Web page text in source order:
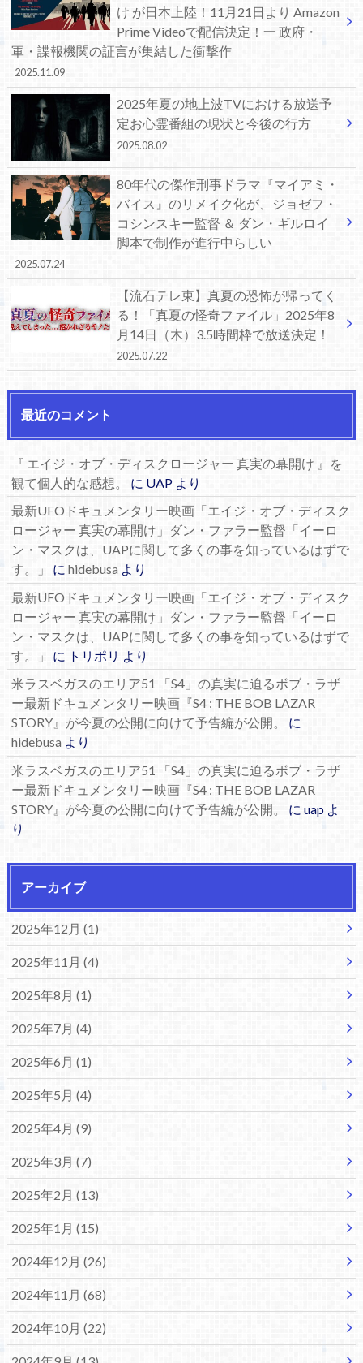
け が日本上陸！11月21日より Amazon
Prime Videoで配信決定！一 政府・
軍・諜報機関の証言が集結した衝撃作
2025.11.09
2025年夏の地上波TVにおける放送予
定お心霊番組の現状と今後の行方
2025.08.02
80年代の傑作刑事ドラマ『マイアミ・
バイス』のリメイク化が、ジョゼフ・
コシンスキー監督 ＆ ダン・ギルロイ
脚本で制作が進行中らしい
2025.07.24
【流石テレ東】真夏の恐怖が帰ってく
る！「真夏の怪奇ファイル」2025年8
月14日（木）3.5時間枠で放送決定！
2025.07.22
最近のコメント
『 エイジ・オブ・ディスクロージャー 真実の幕開け 』を
観て個人的な感想。
に UAPより
最新UFOドキュメンタリー映画「エイジ・オブ・ディスク
ロージャー 真実の幕開け」ダン・ファラー監督「イーロ
ン・マスクは、UAPに関して多くの事を知っているはずで
す。」
に hidebusaより
最新UFOドキュメンタリー映画「エイジ・オブ・ディスク
ロージャー 真実の幕開け」ダン・ファラー監督「イーロ
ン・マスクは、UAPに関して多くの事を知っているはずで
す。」
に トリポリ より
米ラスベガスのエリア51 「S4」の真実に迫るボブ・ラザ
ー最新ドキュメンタリー映画『S4 : THE BOB LAZAR
STORY』が今夏の公開に向けて予告編が公開。
に
hidebusaより
米ラスベガスのエリア51 「S4」の真実に迫るボブ・ラザ
ー最新ドキュメンタリー映画『S4 : THE BOB LAZAR
STORY』が今夏の公開に向けて予告編が公開。
に uapよ
り
アーカイブ
2025年12月 (1)
2025年11月 (4)
2025年8月 (1)
2025年7月 (4)
2025年6月 (1)
2025年5月 (4)
2025年4月 (9)
2025年3月 (7)
2025年2月 (13)
2025年1月 (15)
2024年12月 (26)
2024年11月 (68)
2024年10月 (22)